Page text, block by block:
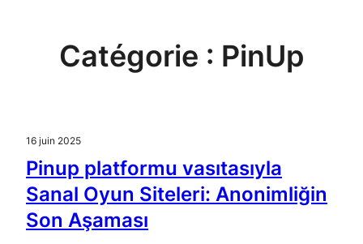
Catégorie : PinUp
16 juin 2025
Pinup platformu vasıtasıyla
Sanal Oyun Siteleri: Anonimliğin
Son Aşaması